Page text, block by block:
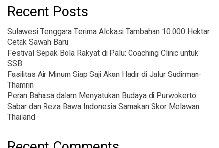
Recent Posts
Sulawesi Tenggara Terima Alokasi Tambahan 10.000 Hektar
Cetak Sawah Baru
Festival Sepak Bola Rakyat di Palu: Coaching Clinic untuk
SSB
Fasilitas Air Minum Siap Saji Akan Hadir di Jalur Sudirman-
Thamrin
Peran Bahasa dalam Menyatukan Budaya di Purwokerto
Sabar dan Reza Bawa Indonesia Samakan Skor Melawan
Thailand